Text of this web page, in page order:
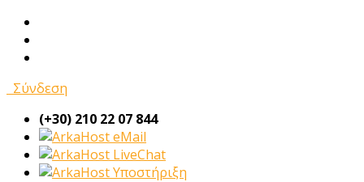
Σύνδεση
(+30) 210 22 07 844
eMail
LiveChat
Υποστήριξη